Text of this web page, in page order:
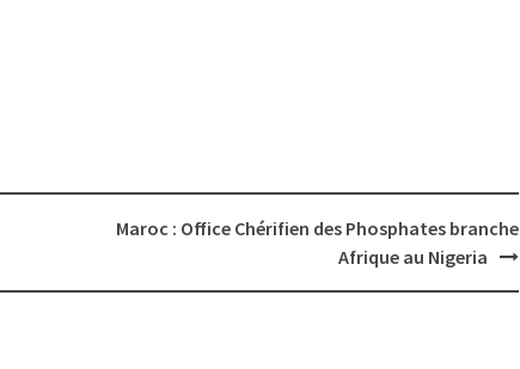
Maroc : Office Chérifien des Phosphates branche
Afrique au Nigeria